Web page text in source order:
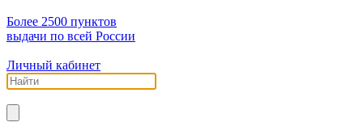
Более 2500 пунктов
выдачи по всей России
Личный кабинет